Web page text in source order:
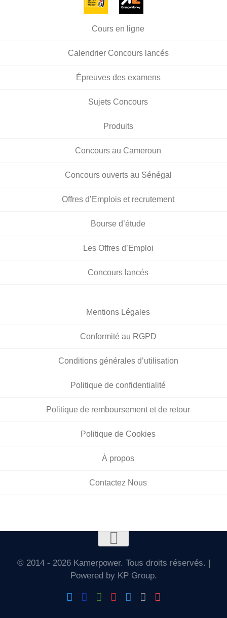
Cours en ligne
Calendrier Concours lancés
Épreuves des examens
Sujets Concours
Produits
Concours au Cameroun
Concours ouverts au Sénégal
Offres d’Emplois et recrutement
Bourse d’étude
Les Offres d’Emploi
Concours lancés
Mentions Légales
Conformité au RGPD
Conditions générales d’utilisation
Politique de confidentialité
Politique de remboursement et de retour
Politique de Cookies
À propos
Contactez Nous
© 2014 - 2026 Kamerpower. Tous droits réservés. |
Powered by KP Group.